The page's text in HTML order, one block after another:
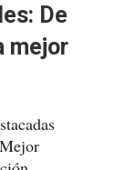
De
mejor